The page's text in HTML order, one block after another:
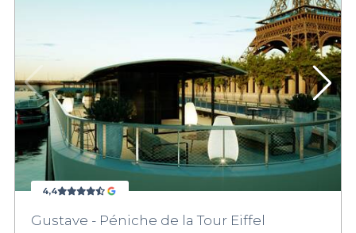
4,4
Gustave - Péniche de la Tour Eiffel